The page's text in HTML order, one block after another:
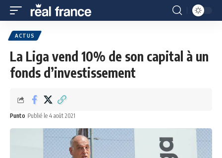
ACTUS
La Liga vend 10% de son capital à un
fonds d’investissement
Punto Publié le 4 août 2021